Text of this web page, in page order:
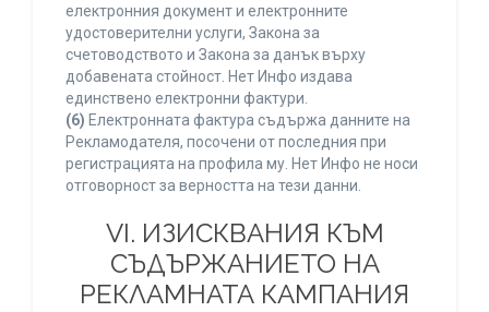
електронния документ и електронните
удостоверителни услуги, Закона за
счетоводството и Закона за данък върху
добавената стойност. Нет Инфо издава
единствено електронни фактури.
(6) Електронната фактура съдържа данните на
Рекламодателя, посочени от последния при
регистрацията на профила му. Нет Инфо не носи
отговорност за верността на тези данни.
VI. ИЗИСКВАНИЯ КЪМ
СЪДЪРЖАНИЕТО НА
РЕКЛАМНАТА КАМПАНИЯ